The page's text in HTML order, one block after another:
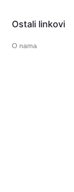
Ostali linkovi
O nama